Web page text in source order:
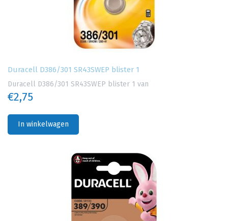
Duracell D386/301 SR43SWEP blister 1
Duracell D386/301 SR43SWEP blister 1 van
€2,75
In winkelwagen